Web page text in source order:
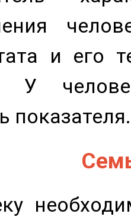
и его
У
показателя.